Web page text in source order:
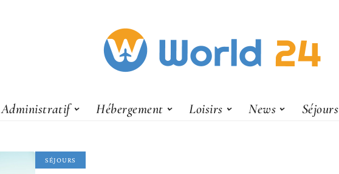
Administratif Hébergement Loisirs News Séjours
SÉJOURS